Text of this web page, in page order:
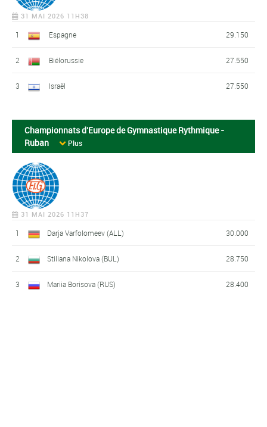
31 MAI 2026 11H38
1 Espagne 29.150
2 Biélorussie 27.550
3 Israël 27.550
Championnats d'Europe de Gymnastique Rythmique -
Ruban
Plus
31 MAI 2026 11H37
1 Darja Varfolomeev (ALL) 30.000
2 Stiliana Nikolova (BUL) 28.750
3 Mariia Borisova (RUS) 28.400